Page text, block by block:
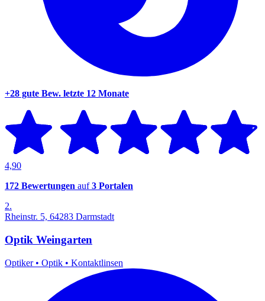
+28 gute Bew. letzte 12 Monate
4,90
172 Bewertungen auf3 Portalen
2.
Rheinstr. 5, 64283 Darmstadt
Optik Weingarten
Optiker • Optik • Kontaktlinsen